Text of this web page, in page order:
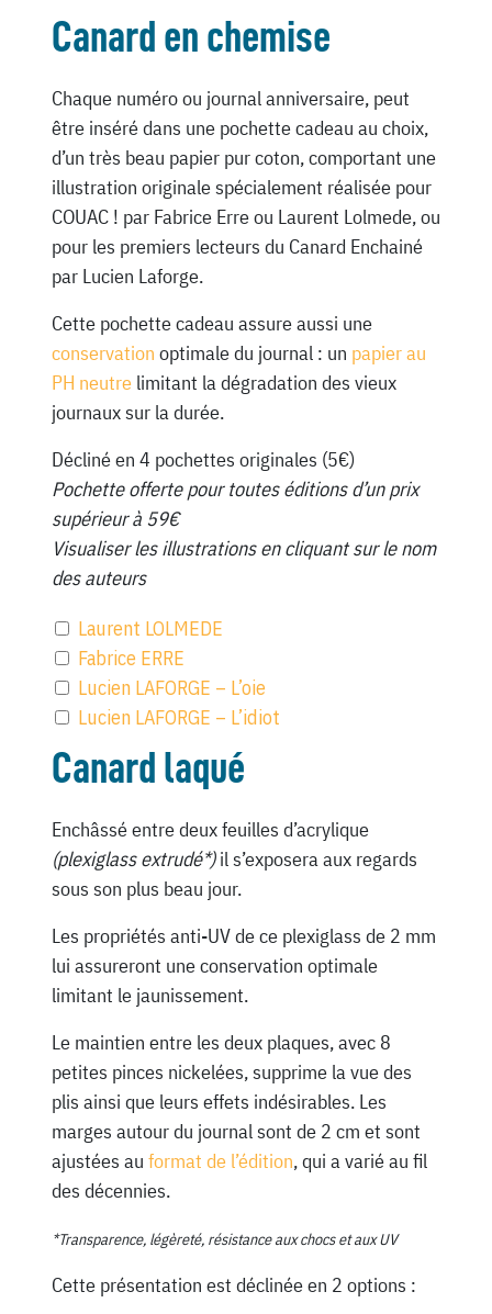
Canard en chemise
Chaque numéro ou journal anniversaire, peut
être inséré dans une pochette cadeau au choix,
d’un très beau papier pur coton, comportant une
illustration originale spécialement réalisée pour
COUAC ! par Fabrice Erre ou Laurent Lolmede, ou
pour les premiers lecteurs du Canard Enchainé
par Lucien Laforge.
Cette pochette cadeau assure aussi une
conservation optimale du journal : un papier au
PH neutrelimitant la dégradation des vieux
journaux sur la durée.
Décliné en 4 pochettes originales (5€)
Pochette offerte pour toutes éditions d’un prix
supérieur à 59€
Visualiser les illustrations en cliquant sur le nom
des auteurs
Laurent LOLMEDE
Fabrice ERRE
Lucien LAFORGE – L’oie
Lucien LAFORGE – L’idiot
Canard laqué
Enchâssé entre deux feuilles d’acrylique
(plexiglass extrudé*)il s’exposera aux regards
sous son plus beau jour.
Les propriétés anti-UV de ce plexiglass de 2 mm
lui assureront une conservation optimale
limitant le jaunissement.
Le maintien entre les deux plaques, avec 8
petites pinces nickelées, supprime la vue des
plis ainsi que leurs effets indésirables. Les
marges autour du journal sont de 2 cm et sont
ajustées au format de l’édition, qui a varié au fil
des décennies.
*Transparence, légèreté, résistance aux chocs et aux UV
Cette présentation est déclinée en 2 options :